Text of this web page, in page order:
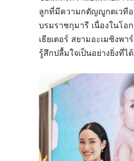
ลูกที่มีความกตัญญูกตเวทีอ
บรมราชกุมารี เนื่องในโอ
เธียเตอร์ สยามอะเมซิงพ
รู้สึกปลื้มใจเป็นอย่างยิ่งที่